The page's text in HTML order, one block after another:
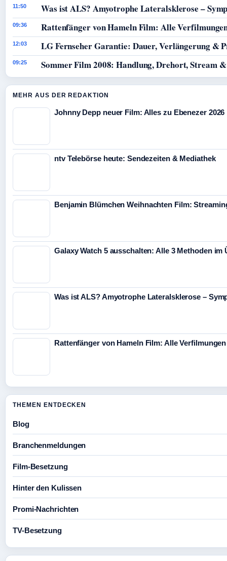
11:50 Was ist ALS? Amyotrophe Lateralsklerose –
09:36 Rattenfänger von Hameln Film: Alle
12:03 LG Fernseher Garantie: Dauer, Verlängerung &
09:25 Sommer Film 2008: Handlung, Drehort, Stream
MEHR AUS DER REDAKTION
Johnny Depp neuer Film: Alles zu Ebenezer 2026
ntv Telebörse heute: Sendezeiten & Mediathek
Benjamin Blümchen Weihnachten Film:
Galaxy Watch 5 ausschalten: Alle 3 Methoden im
Was ist ALS? Amyotrophe Lateralsklerose –
Rattenfänger von Hameln Film: Alle
THEMEN ENTDECKEN
Blog
Branchenmeldungen
Film-Besetzung
Hinter den Kulissen
Promi-Nachrichten
TV-Besetzung